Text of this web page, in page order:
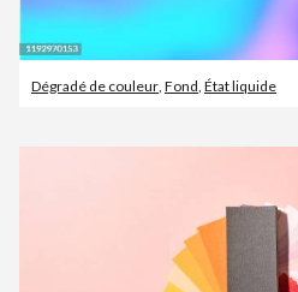
Dégradé de couleur, Fond, État liquide